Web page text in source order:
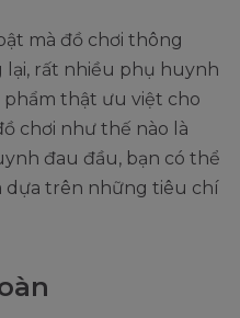
mà đồ chơi thông
lại, rất nhiều phụ huynh
thật ưu việt cho
chơi như thế nào là
đau đầu, bạn có thể
dựa trên những tiêu chí